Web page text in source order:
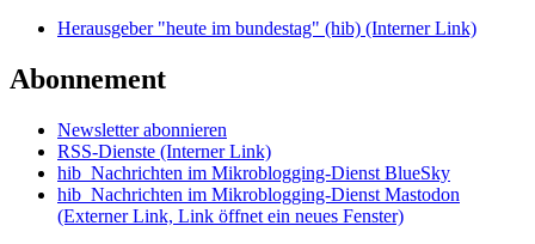
Herausgeber "heute im bundestag" (hib) (Interner Link)
Abonnement
Newsletter abonnieren
RSS-Dienste (Interner Link)
hib_Nachrichten im Mikroblogging-Dienst BlueSky
hib_Nachrichten im Mikroblogging-Dienst Mastodon
(Externer Link, Link öffnet ein neues Fenster)